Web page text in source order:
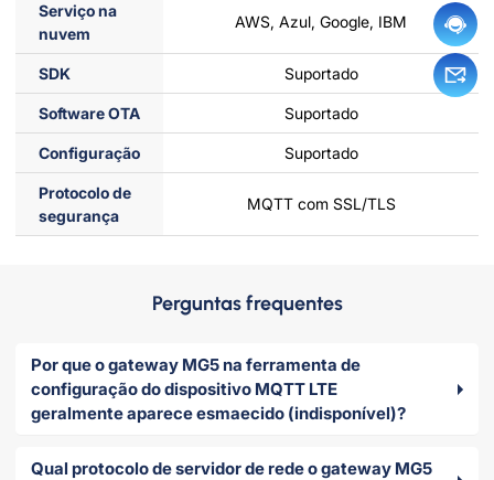
Serviço na
nuvem
AWS, Azul, Google, IBM
SDK Suportado
Software OTA Suportado
Configuração Suportado
Protocolo de
segurança
MQTT com SSL/TLS
Perguntas frequentes
Por que o gateway MG5 na ferramenta de
configuração do dispositivo MQTT LTE
geralmente aparece esmaecido (indisponível)?
Qual protocolo de servidor de rede o gateway MG5